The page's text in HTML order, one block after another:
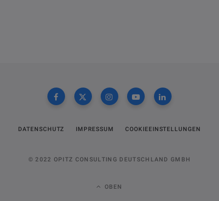
DATENSCHUTZ IMPRESSUM COOKIEEINSTELLUNGEN
© 2022 OPITZ CONSULTING DEUTSCHLAND GMBH
OBEN